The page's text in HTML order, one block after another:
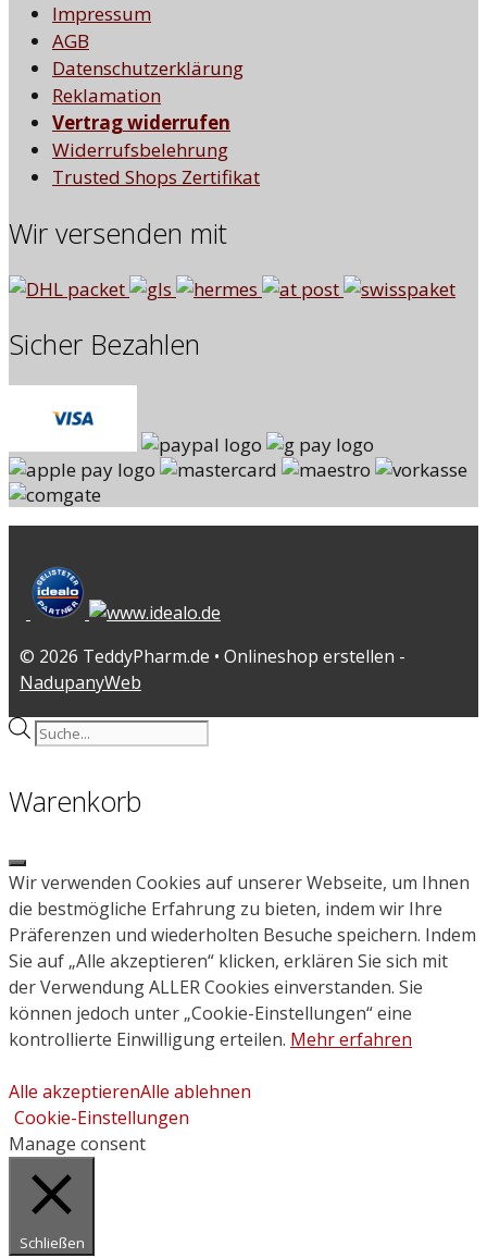
Impressum
AGB
Datenschutzerklärung
Reklamation
Vertrag widerrufen
Widerrufsbelehrung
Trusted Shops Zertifikat
Wir versenden mit
Sicher Bezahlen
© 2026 TeddyPharm.de • Onlineshop erstellen -
NadupanyWeb
Products
search
Warenkorb
Close
Wir verwenden Cookies auf unserer Webseite, um Ihnen
die bestmögliche Erfahrung zu bieten, indem wir Ihre
Präferenzen und wiederholten Besuche speichern. Indem
Sie auf „Alle akzeptieren“ klicken, erklären Sie sich mit
der Verwendung ALLER Cookies einverstanden. Sie
können jedoch unter „Cookie-Einstellungen“ eine
kontrollierte Einwilligung erteilen. Mehr erfahren
Alle akzeptierenAlle ablehnen
Cookie-Einstellungen
Manage consent
Schließen